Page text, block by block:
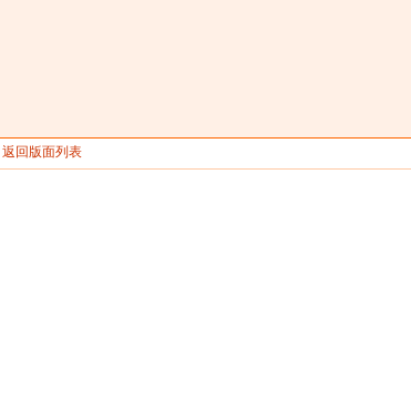
返回版面列表